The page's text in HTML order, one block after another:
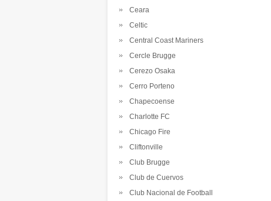
Ceara
Celtic
Central Coast Mariners
Cercle Brugge
Cerezo Osaka
Cerro Porteno
Chapecoense
Charlotte FC
Chicago Fire
Cliftonville
Club Brugge
Club de Cuervos
Club Nacional de Football